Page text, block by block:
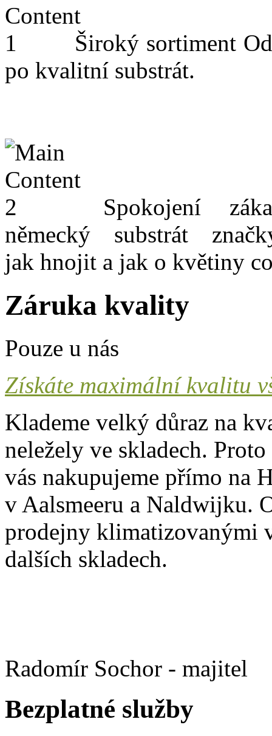
Široký sortiment
po kvalitní substrát.
Spokojení
německý substrát
jak hnojit a jak o květiny
Záruka kvality
Pouze u nás
Získáte maximální kvalitu
Klademe velký důraz na
neležely ve skladech.
vás nakupujeme přímo na
v Aalsmeeru a Naldwijku.
prodejny klimatizovanými
dalších skladech.
Radomír Sochor -
Bezplatné služby